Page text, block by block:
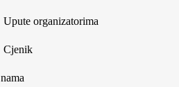
Upute organizatorima
Cjenik